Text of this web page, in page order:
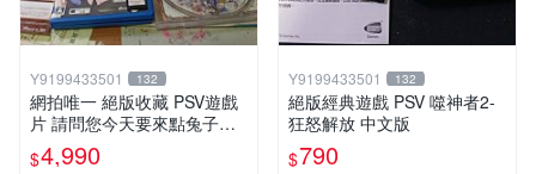
Y9199433501 132
網拍唯一 絕版收藏 PSV遊戲
片 請問您今天要來點兔子嗎
初回限定版 日文
$4,990
Y9199433501 132
絕版經典遊戲 PSV 噬神者2-
狂怒解放 中文版
$790